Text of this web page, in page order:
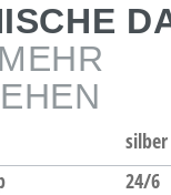
silber
24/6